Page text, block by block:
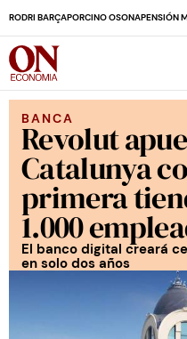
RODRI BARÇAPORCINO OSONAPENSIÓN
BANCA
Revolut
Catalunya
primera
1.000
El banco digital creará
en solo dos años